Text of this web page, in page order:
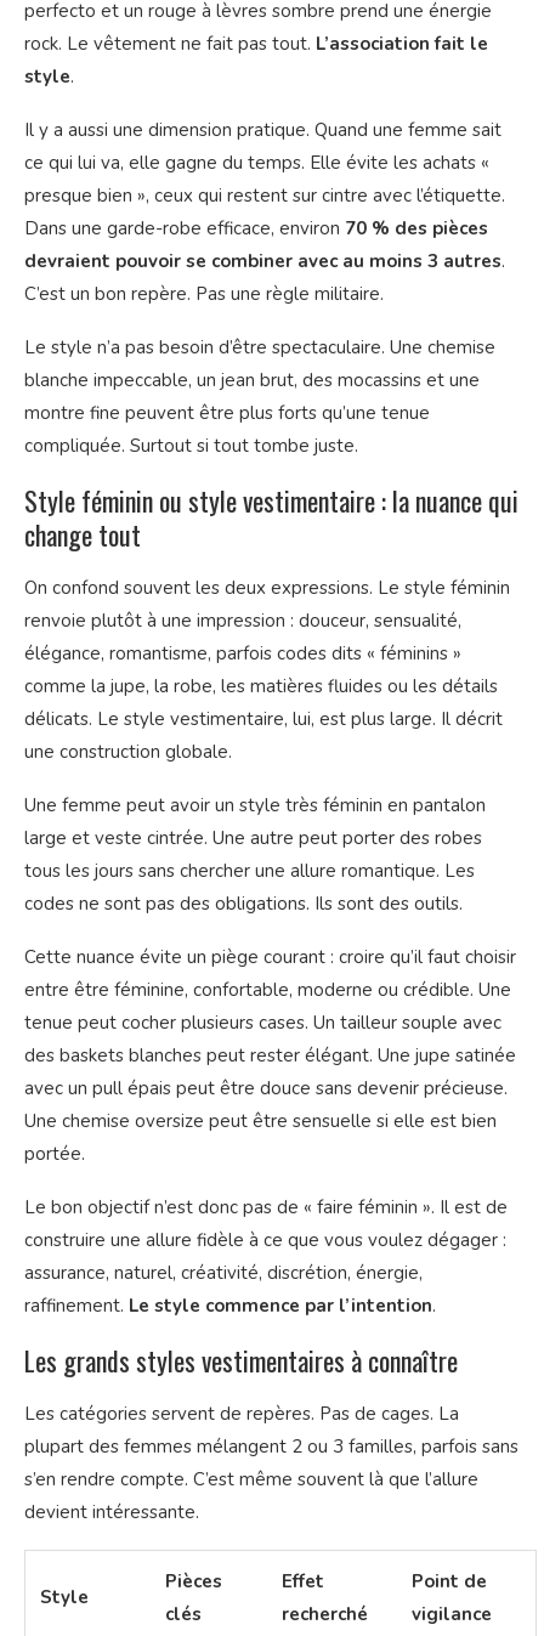
perfecto et un rouge à lèvres sombre prend une énergie
rock. Le vêtement ne fait pas tout. L’association fait le
style.
Il y a aussi une dimension pratique. Quand une femme sait
ce qui lui va, elle gagne du temps. Elle évite les achats «
presque bien », ceux qui restent sur cintre avec l’étiquette.
Dans une garde-robe efficace, environ 70 % des pièces
devraient pouvoir se combiner avec au moins 3 autres.
C’est un bon repère. Pas une règle militaire.
Le style n’a pas besoin d’être spectaculaire. Une chemise
blanche impeccable, un jean brut, des mocassins et une
montre fine peuvent être plus forts qu’une tenue
compliquée. Surtout si tout tombe juste.
Style féminin ou style vestimentaire : la nuance qui
change tout
On confond souvent les deux expressions. Le style féminin
renvoie plutôt à une impression : douceur, sensualité,
élégance, romantisme, parfois codes dits « féminins »
comme la jupe, la robe, les matières fluides ou les détails
délicats. Le style vestimentaire, lui, est plus large. Il décrit
une construction globale.
Une femme peut avoir un style très féminin en pantalon
large et veste cintrée. Une autre peut porter des robes
tous les jours sans chercher une allure romantique. Les
codes ne sont pas des obligations. Ils sont des outils.
Cette nuance évite un piège courant : croire qu’il faut choisir
entre être féminine, confortable, moderne ou crédible. Une
tenue peut cocher plusieurs cases. Un tailleur souple avec
des baskets blanches peut rester élégant. Une jupe satinée
avec un pull épais peut être douce sans devenir précieuse.
Une chemise oversize peut être sensuelle si elle est bien
portée.
Le bon objectif n’est donc pas de « faire féminin ». Il est de
construire une allure fidèle à ce que vous voulez dégager :
assurance, naturel, créativité, discrétion, énergie,
raffinement. Le style commence par l’intention.
Les grands styles vestimentaires à connaître
Les catégories servent de repères. Pas de cages. La
plupart des femmes mélangent 2 ou 3 familles, parfois sans
s’en rendre compte. C’est même souvent là que l’allure
devient intéressante.
Style
Pièces
clés
Effet
recherché
Point de
vigilance